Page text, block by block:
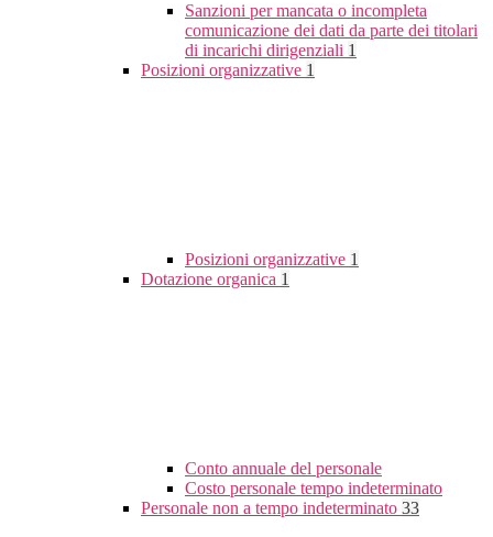
Sanzioni per mancata o incompleta
comunicazione dei dati da parte dei titolari
di incarichi dirigenziali 1
Posizioni organizzative 1
Posizioni organizzative 1
Dotazione organica 1
Conto annuale del personale
Costo personale tempo indeterminato
Personale non a tempo indeterminato 33